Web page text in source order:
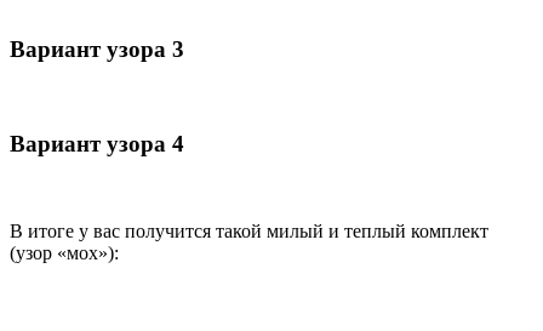
Вариант узора 3
Вариант узора 4
В итоге у вас получится такой милый и теплый комплект
(узор «мох»):